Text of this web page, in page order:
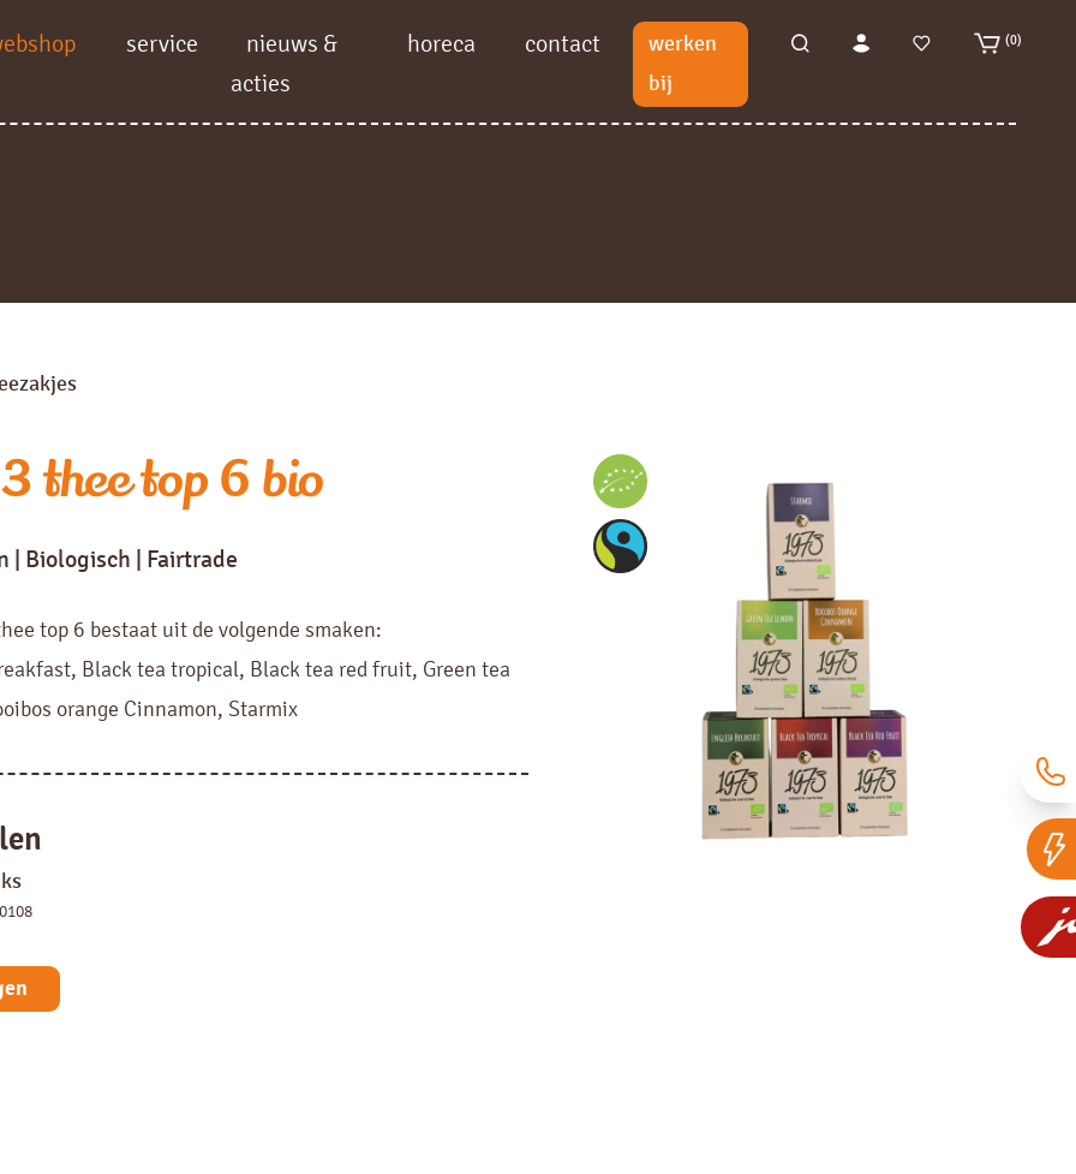
service
nieuws &
acties
horeca contact
werken
bij
(0)
thee top 6 bio
| Biologisch | Fairtrade
top 6 bestaat uit de volgende smaken:
Black tea tropical, Black tea red fruit, Green tea
orange Cinnamon, Starmix